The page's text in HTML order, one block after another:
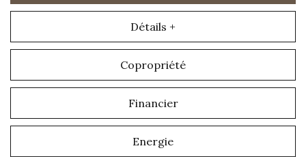
Détails +
Copropriété
Financier
Energie